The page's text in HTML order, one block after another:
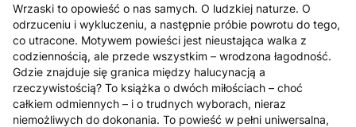
Wrzaski to opowieść o nas samych. O ludzkiej naturze. O
odrzuceniu i wykluczeniu, a następnie próbie powrotu do tego,
co utracone. Motywem powieści jest nieustająca walka z
codziennością, ale przede wszystkim – wrodzona łagodność.
Gdzie znajduje się granica między halucynacją a
rzeczywistością? To książka o dwóch miłościach – choć
całkiem odmiennych – i o trudnych wyborach, nieraz
niemożliwych do dokonania. To powieść w pełni uniwersalna,